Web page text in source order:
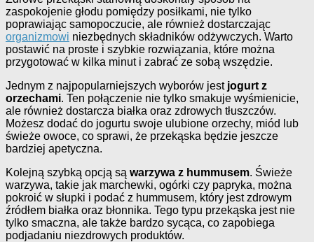
zaspokojenie głodu pomiędzy posiłkami, nie tylko
poprawiając samopoczucie, ale również dostarczając
organizmowi niezbędnych składników odżywczych. Warto
postawić na proste i szybkie rozwiązania, które można
przygotować w kilka minut i zabrać ze sobą wszędzie.
Jednym z najpopularniejszych wyborów jest jogurt z
orzechami. Ten połączenie nie tylko smakuje wyśmienicie,
ale również dostarcza białka oraz zdrowych tłuszczów.
Możesz dodać do jogurtu swoje ulubione orzechy, miód lub
świeże owoce, co sprawi, że przekąska będzie jeszcze
bardziej apetyczna.
Kolejną szybką opcją są warzywa z hummusem. Świeże
warzywa, takie jak marchewki, ogórki czy papryka, można
pokroić w słupki i podać z hummusem, który jest zdrowym
źródłem białka oraz błonnika. Tego typu przekąska jest nie
tylko smaczna, ale także bardzo sycąca, co zapobiega
podjadaniu niezdrowych produktów.